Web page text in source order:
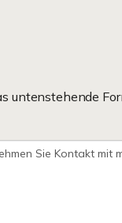
untenstehende